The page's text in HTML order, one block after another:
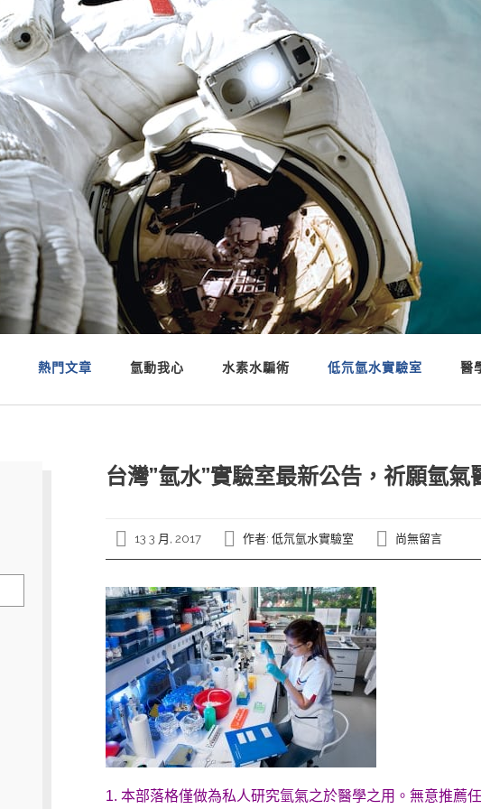
熱門文章 氫動我心 水素水騙術 低氘氫水實驗室 醫
台灣”氫水”實驗室最新公告，祈願氫氣
13 3 月, 2017 作者: 低氘氫水實驗室 尚無留言
1. 本部落格僅做為私人研究氫氣之於醫學之用。無意推薦